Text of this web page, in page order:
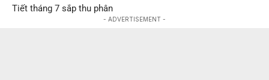
Tiết tháng 7 sắp thu phân
- ADVERTISEMENT -